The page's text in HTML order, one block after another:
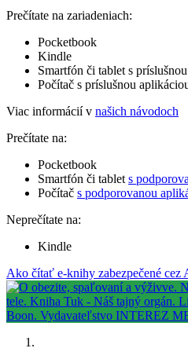
Prečítate na zariadeniach:
Pocketbook
Kindle
Smartfón či tablet s
Počítač s príslušnou
Viac informácií v našich návodoch
Prečítate na:
Pocketbook
Smartfón či tablet s
Počítač s podporovanou
Neprečítate na:
Kindle
Ako čítať e-knihy zabezpečené cez